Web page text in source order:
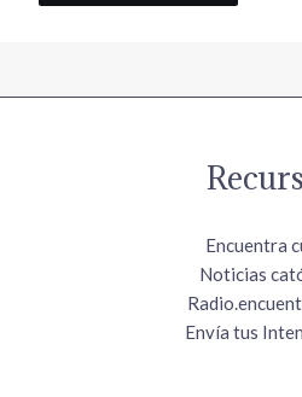
Encuentra
Noticias
Envía tus